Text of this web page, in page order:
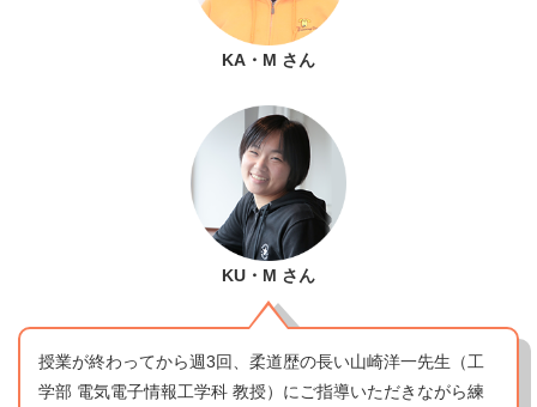
KA・M さん
KU・M さん
授業が終わってから週3回、柔道歴の長い山崎洋一先生（工
学部 電気電子情報工学科 教授）にご指導いただきながら練